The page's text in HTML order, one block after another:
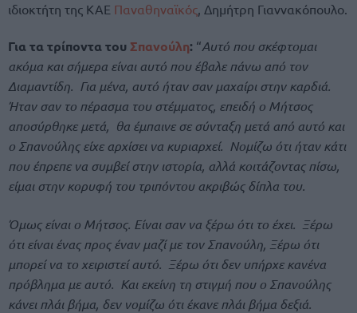
ιδιοκτήτη της ΚΑΕ Παναθηναϊκός, Δημήτρη Γιαννακόπουλο.
Για τα τρίποντα τουΣπανούλη: “Αυτό που σκέφτομαι
ακόμα και σήμερα είναι αυτό που έβαλε πάνω από τον
Διαμαντίδη. Για μένα, αυτό ήταν σαν μαχαίρι στην καρδιά.
Ήταν σαν το πέρασμα του στέμματος, επειδή ο Μήτσος
αποσύρθηκε μετά, θα έμπαινε σε σύνταξη μετά από αυτό και
ο Σπανούλης είχε αρχίσει να κυριαρχεί. Νομίζω ότι ήταν κάτι
που έπρεπε να συμβεί στην ιστορία, αλλά κοιτάζοντας πίσω,
είμαι στην κορυφή του τριπόντου ακριβώς δίπλα του.
Όμως είναι ο Μήτσος. Είναι σαν να ξέρω ότι το έχει. Ξέρω
ότι είναι ένας προς έναν μαζί με τον Σπανούλη, Ξέρω ότι
μπορεί να το χειριστεί αυτό. Ξέρω ότι δεν υπήρχε κανένα
πρόβλημα με αυτό. Και εκείνη τη στιγμή που ο Σπανούλης
κάνει πλάι βήμα, δεν νομίζω ότι έκανε πλάι βήμα δεξιά.